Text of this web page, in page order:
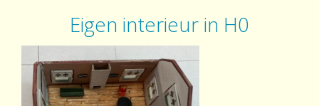
Eigen interieur in H0